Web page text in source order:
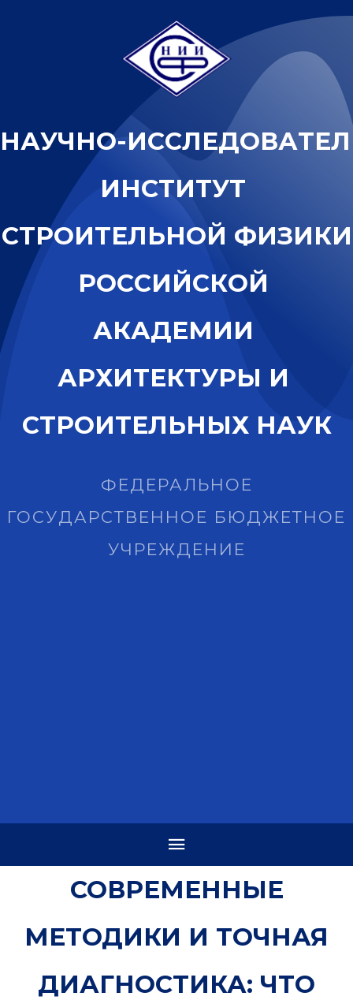
НАУЧНО-ИССЛЕДОВАТЕЛ
ИНСТИТУТ
СТРОИТЕЛЬНОЙ ФИЗИКИ
РОССИЙСКОЙ
АКАДЕМИИ
АРХИТЕКТУРЫ И
СТРОИТЕЛЬНЫХ НАУК
ФЕДЕРАЛЬНОЕ
ГОСУДАРСТВЕННОЕ БЮДЖЕТНОЕ
УЧРЕЖДЕНИЕ
СОВРЕМЕННЫЕ
МЕТОДИКИ И ТОЧНАЯ
ДИАГНОСТИКА: ЧТО